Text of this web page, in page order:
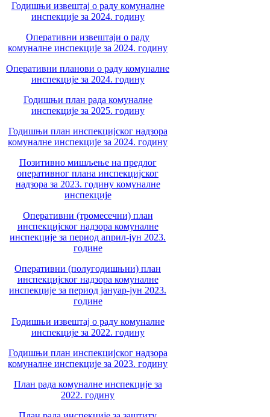
Годишњи извештај о раду комуналне
инспекције за 2024. годину
Оперативни извештаји о раду
комуналне инспекције за 2024. годину
Оперативни планови о раду комуналне
инспекције за 2024. годину
Годишњи план рада комуналне
инспекције за 2025. годину
Годишњи план инспекцијског надзора
комуналне инспекције за 2024. годину
Позитивно мишљење на предлог
оперативног плана инспекцијског
надзора за 2023. годину комуналне
инспекције
Оперативни (тромесечни) план
инспекцијског надзора комуналне
инспекције за период април-јун 2023.
године
Оперативни (полугодишњни) план
инспекцијског надзора комуналне
инспекције за период јануар-јун 2023.
године
Годишњи извештај о раду комуналне
инспекције за 2022. годину
Годишњи план инспекцијског надзора
комуналне инспекције за 2023. годину
План рада комуналне инспекције за
2022. годину